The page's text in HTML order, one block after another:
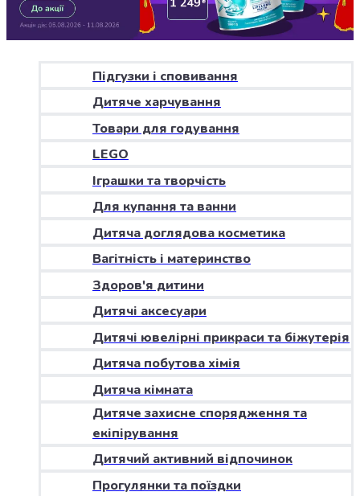
Ром
Текіла
мескаль
і
наливки
Настоянки,
бальзами,
біттери
і
азійський
алкоголь
Слабоалкогольні
напої
Сидри
меди
Подарункові
набори
алкоголю
Продукти
Бакалія
Олія
Підгузки і сповивання
Дитяче харчування
Товари для годування
LEGO
Іграшки та творчість
Для купання та ванни
Дитяча доглядова косметика
Вагітність і материнство
Здоров'я дитини
Дитячі аксесуари
Дитячі ювелірні прикраси та біжутерія
Дитяча побутова хімія
Дитяча кімната
Дитяче захисне спорядження та
екіпірування
Дитячий активний відпочинок
Прогулянки та поїздки